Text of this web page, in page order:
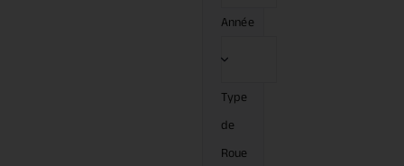
Année
Type
de
Roue